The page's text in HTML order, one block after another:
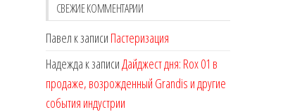
СВЕЖИЕ КОММЕНТАРИИ
Павел к записи Пастеризация
Надежда к записиДайджест дня: Rox 01 в
продаже, возрожденный Grandis и другие
события индустрии